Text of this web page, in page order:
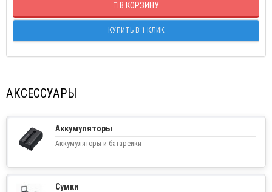
В КОРЗИНУ
КУПИТЬ В 1 КЛИК
АКСЕССУАРЫ
Аккумуляторы
Аккумуляторы и батарейки
Сумки